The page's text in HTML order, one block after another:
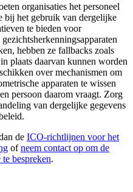
organisaties het personeel
bij het gebruik van dergelijke
te bieden voor
hebben ze fallbacks zoals
plaats daarvan kunnen worden
over mechanismen om
apparaten te wissen
persoon daarom vraagt. Zorg
van dergelijke gegevens
de ICO-richtlijnen voor het
ofneem contact op om de
bespreken.